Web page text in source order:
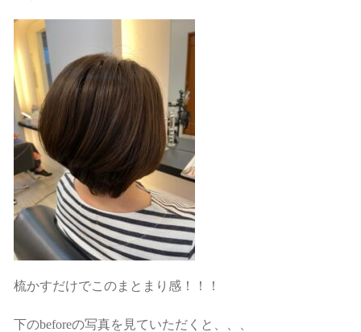
梳かすだけでこのまとまり感！！！
下のbeforeの写真を見ていただくと、、、